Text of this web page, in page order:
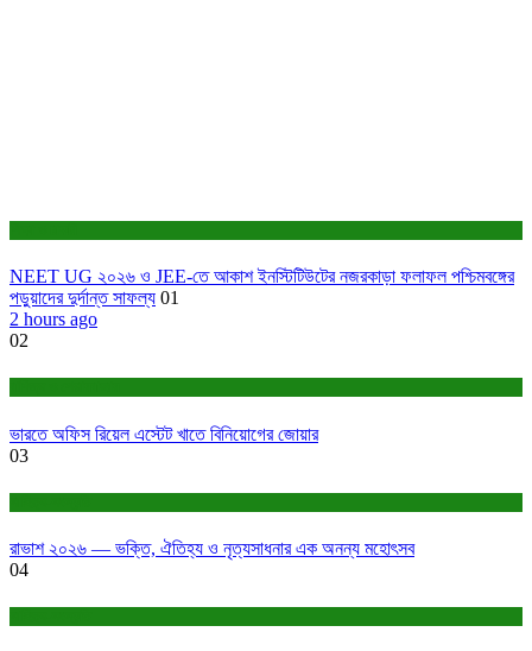
NEET UG ২০২৬ ও JEE-তে আকাশ ইনস্টিটিউটের নজরকাড়া ফলাফল পশ্চিমবঙ্গের
পড়ুয়াদের দুর্দান্ত সাফল্য 01
2 hours ago
02
ভারতে অফিস রিয়েল এস্টেট খাতে বিনিয়োগের জোয়ার
03
রাভাশ ২০২৬ — ভক্তি, ঐতিহ্য ও নৃত্যসাধনার এক অনন্য মহোৎসব
04